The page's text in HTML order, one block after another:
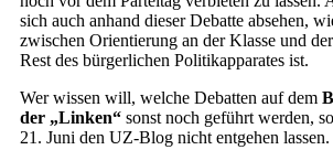
sich auch anhand dieser Debatte absehen,
zwischen Orientierung an der Klasse und
Rest des bürgerlichen Politikapparates ist.
Wer wissen will, welche Debatten auf dem
der „Linken“ sonst noch geführt werden,
21. Juni den UZ-Blog nicht entgehen